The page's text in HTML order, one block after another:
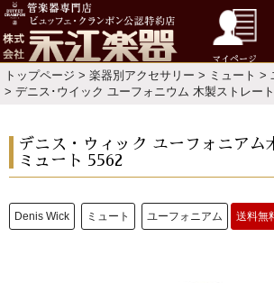
マイページ
トップページ > 楽器別アクセサリー > ミュート >
> デニス･ウイック ユーフォニウム 木製ストレー
デニス・ウィック ユーフォニアム
ミュート 5562
Denis Wick ミュート ユーフォニアム 送料無
ご利用ガイド サポート
よくあるご質問 会社紹介